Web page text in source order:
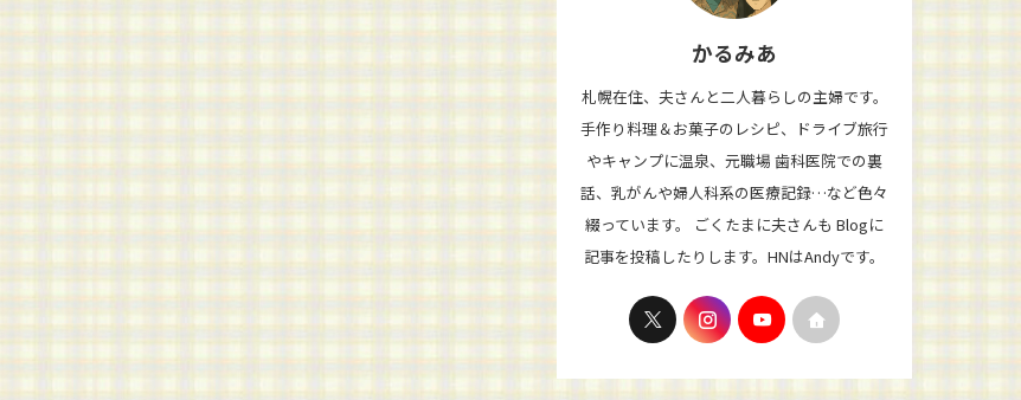
かるみあ
札幌在住、夫さんと二人暮らしの主婦です。
手作り料理＆お菓子のレシピ、ドライブ旅行
やキャンプに温泉、元職場 歯科医院での裏
話、乳がんや婦人科系の医療記録…など色々
綴っています。 ごくたまに夫さんも Blogに
記事を投稿したりします。HNはAndyです。